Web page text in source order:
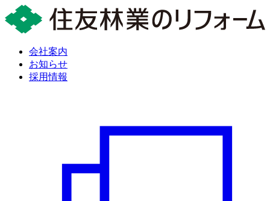
会社案内
お知らせ
採用情報